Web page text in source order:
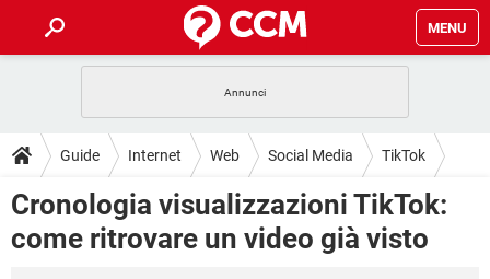
MENU
INTRATTENIMENTO ANDROID
iOS WINDOWS 10
INSTAGRAM WHATSAPP
GUIDE
COVID-19
INTRATTENIMENTO ANDROID
WINDOWS 10
DOWNLOAD
COVID-19 GAMING
FORUM
Guide Internet Web Social Media TikTok
Cronologia visualizzazioni TikTok:
come ritrovare un video già visto